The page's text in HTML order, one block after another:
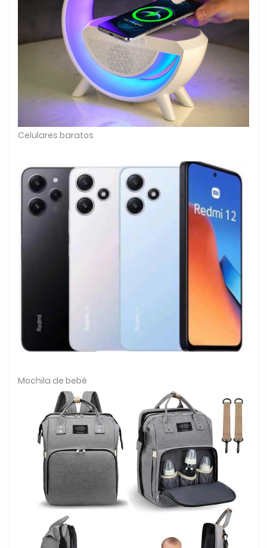
Celulares baratos
Mochila de bebê